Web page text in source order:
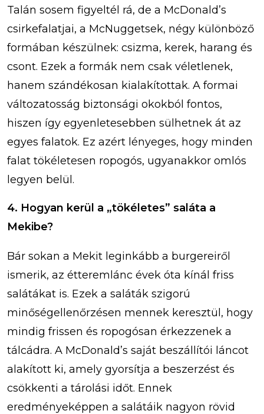
Talán sosem figyeltél rá, de a McDonald’s
csirkefalatjai, a McNuggetsek, négy különböző
formában készülnek: csizma, kerek, harang és
csont. Ezek a formák nem csak véletlenek,
hanem szándékosan kialakítottak. A formai
változatosság biztonsági okokból fontos,
hiszen így egyenletesebben sülhetnek át az
egyes falatok. Ez azért lényeges, hogy minden
falat tökéletesen ropogós, ugyanakkor omlós
legyen belül.
4. Hogyan kerül a „tökéletes” saláta a
Mekibe?
Bár sokan a Mekit leginkább a burgereiről
ismerik, az étteremlánc évek óta kínál friss
salátákat is. Ezek a saláták szigorú
minőségellenőrzésen mennek keresztül, hogy
mindig frissen és ropogósan érkezzenek a
tálcádra. A McDonald’s saját beszállítói láncot
alakított ki, amely gyorsítja a beszerzést és
csökkenti a tárolási időt. Ennek
eredményeképpen a salátáik nagyon rövid